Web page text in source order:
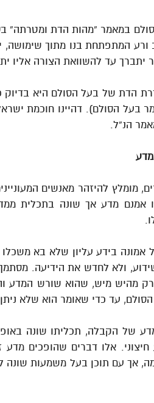
במאמר “מהות הדת ומטרתה”
המתפתחת בנו מתוך שימושה,
יתברך עד להשוואת הצורה אליו
הדת של בעל הסולם היא
בעל הסולם). דהיינו חוכמת
הנ”ל.
מומלץ להיזהר מאנשים
אמנם מדע אך שונה בתכלית
אמונה בידע עליון שלא בא
ולא לחדש את הידיעה.
מהיש מיש, שהוא שורש המדע
עד כדי שאומר הוא שלא
של הקבלה, תכליתו שונה
חיצוני. אלו דברים שהופכים
אך עם תוכן בעל משמעות שונה